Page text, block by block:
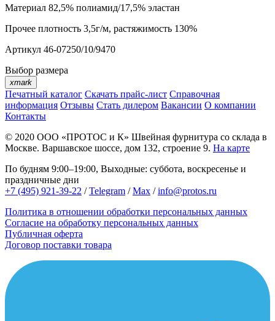
Материал 82,5% полиамид/17,5% эластан
Прочее плотность 3,5г/м, растяжимость 130%
Артикул 46-07250/10/9470
Выбор размера
xmark
Печатный каталог Скачать прайс-лист Справочная
информация Отзывы Стать дилером Вакансии О компании
Контакты
© 2020 ООО «ПРОТОС и К» Швейная фурнитура со склада в
Москве. Варшавское шоссе, дом 132, строение 9. На карте
По будням 9:00–19:00, Выходные: суббота, воскресенье и
праздничные дни
+7 (495) 921-39-22 /Telegram /Max /info@protos.ru
Политика в отношении обработки персональных данных
Согласие на обработку персональных данных
Публичная оферта
Договор поставки товара